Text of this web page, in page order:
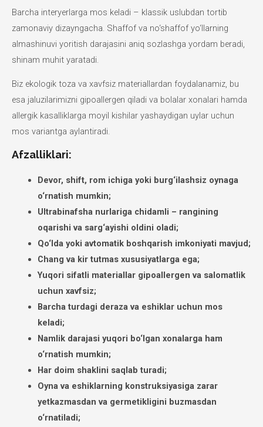
Barcha interyerlarga mos keladi – klassik uslubdan tortib
zamonaviy dizayngacha. Shaffof va no‘shaffof yo‘llarning
almashinuvi yoritish darajasini aniq sozlashga yordam beradi,
shinam muhit yaratadi.
Biz ekologik toza va xavfsiz materiallardan foydalanamiz, bu
esa jaluzilarimizni gipoallergen qiladi va bolalar xonalari hamda
allergik kasalliklarga moyil kishilar yashaydigan uylar uchun
mos variantga aylantiradi.
Afzalliklari:
Devor, shift, rom ichiga yoki burg‘ilashsiz oynaga
o‘rnatish mumkin;
Ultrabinafsha nurlariga chidamli – rangining
oqarishi va sarg‘ayishi oldini oladi;
Qo‘lda yoki avtomatik boshqarish imkoniyati mavjud;
Chang va kir tutmas xususiyatlarga ega;
Yuqori sifatli materiallar gipoallergen va salomatlik
uchun xavfsiz;
Barcha turdagi deraza va eshiklar uchun mos
keladi;
Namlik darajasi yuqori bo‘lgan xonalarga ham
o‘rnatish mumkin;
Har doim shaklini saqlab turadi;
Oyna va eshiklarning konstruksiyasiga zarar
yetkazmasdan va germetikligini buzmasdan
o‘rnatiladi;